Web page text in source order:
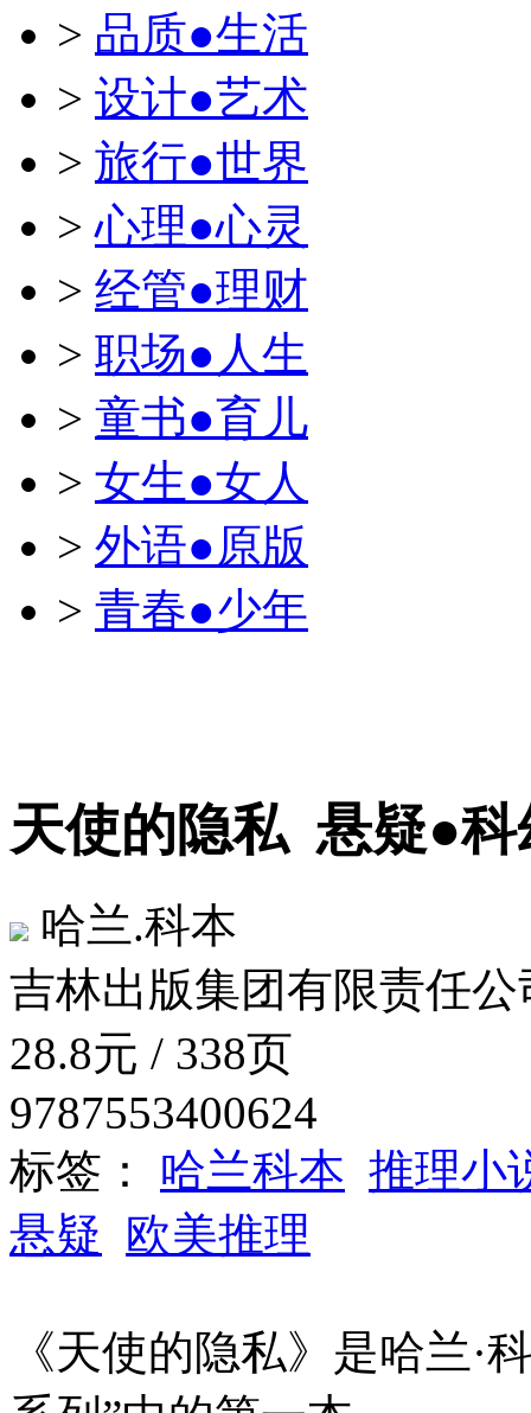
> 品质●生活
> 设计●艺术
> 旅行●世界
>心理●心灵
> 经管●理财
> 职场●人生
> 童书●育儿
> 女生●女人
> 外语●原版
> 青春●少年
天使的隐私 悬疑●科
哈兰.科本
吉林出版集团有限责任公
28.8元 / 338页
9787553400624
标签： 哈兰科本 推理小
悬疑 欧美推理
《天使的隐私》是哈兰·